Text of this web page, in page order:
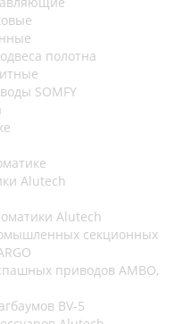
полотна
SOMFY
Alutech
Alutech
секционных
приводов AMBO,
BV-5